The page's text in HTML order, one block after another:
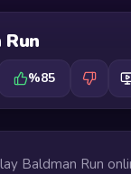
%85
Baldman Run